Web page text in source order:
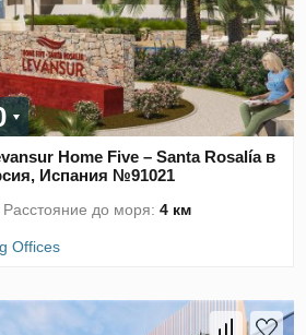
Home Five – Santa Rosalía в
Испания №91021
Расстояние до моря:4 км
Offices